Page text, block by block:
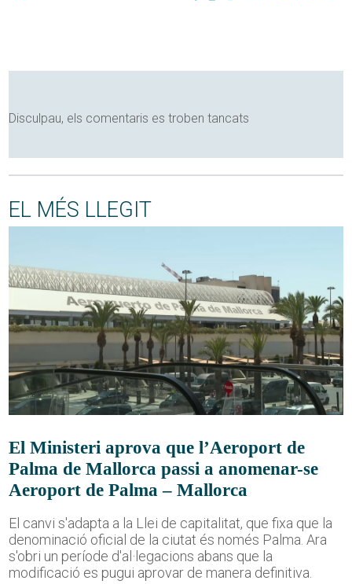
Disculpau, els comentaris es troben tancats
EL MÉS LLEGIT
El Ministeri aprova que l’Aeroport de
Palma de Mallorca passi a anomenar-se
Aeroport de Palma – Mallorca
El canvi s'adapta a la Llei de capitalitat, que fixa que la
denominació oficial de la ciutat és només Palma. Ara
s'obri un període d'al·legacions abans que la
modificació es pugui aprovar de manera definitiva.